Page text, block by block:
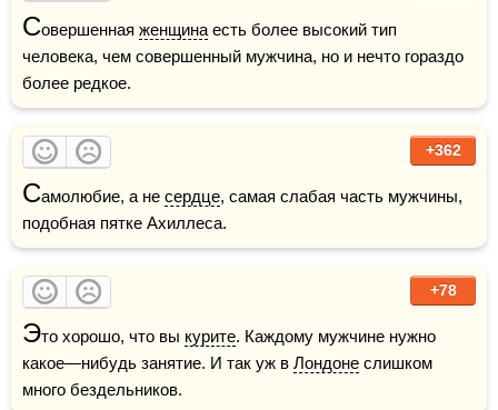
Совершенная женщина есть более высокий тип
человека, чем совершенный мужчина, но и нечто гораздо
более редкое.
+362
Самолюбие, а не сердце, самая слабая часть мужчины,
подобная пятке Ахиллеса.
+78
Это хорошо, что вы курите. Каждому мужчине нужно
какое—нибудь занятие. И так уж в Лондоне слишком
много бездельников.